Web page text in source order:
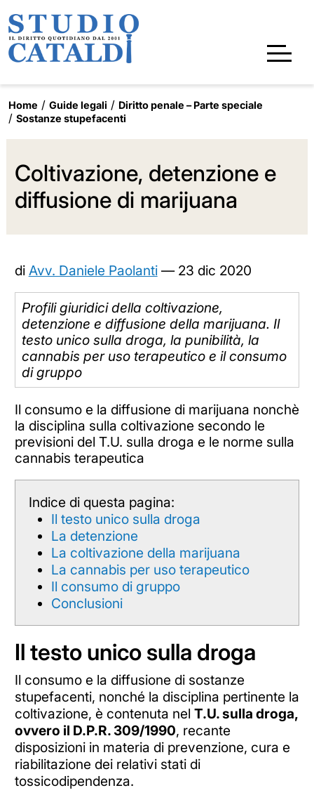
Home Guide legali
Diritto penale – Parte speciale
Sostanze stupefacenti
Coltivazione, detenzione e
diffusione di marijuana
di Avv. Daniele Paolanti— 23 dic 2020
Profili giuridici della coltivazione,
detenzione e diffusione della marijuana. Il
testo unico sulla droga, la punibilità, la
cannabis per uso terapeutico e il consumo
di gruppo
Il consumo e la diffusione di marijuana nonchè
la disciplina sulla coltivazione secondo le
previsioni del T.U. sulla droga e le norme sulla
cannabis terapeutica
Indice di questa pagina:
Il testo unico sulla droga
La detenzione
La coltivazione della marijuana
La cannabis per uso terapeutico
Il consumo di gruppo
Conclusioni
Il testo unico sulla droga
Il consumo e la diffusione di sostanze
stupefacenti, nonché la disciplina pertinente la
coltivazione, è contenuta nel T.U. sulla droga,
ovvero il D.P.R. 309/1990, recante
disposizioni in materia di prevenzione, cura e
riabilitazione dei relativi stati di
tossicodipendenza.